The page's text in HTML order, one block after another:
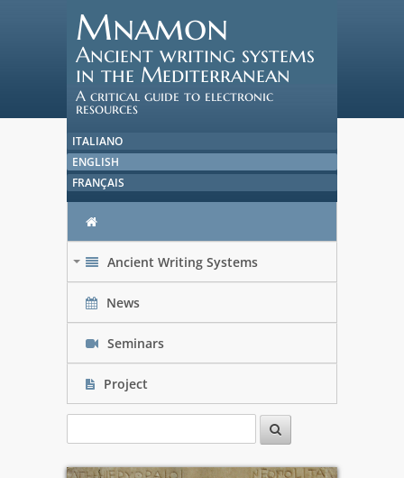
Mnamon
Ancient writing systems
in the Mediterranean
A critical guide to electronic
resources
ITALIANO
ENGLISH
FRANÇAIS
Ancient Writing Systems
News
Seminars
Project